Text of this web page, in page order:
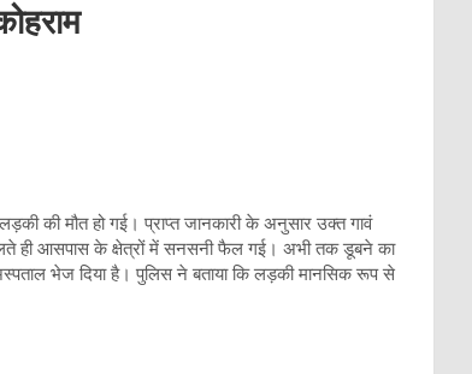
की मौत हो गई। प्राप्त जानकारी के अनुसार उक्त गावं
ही आसपास के क्षेत्रों में सनसनी फैल गई। अभी तक डूबने का
भेज दिया है। पुलिस ने बताया कि लड़की मानसिक रूप से